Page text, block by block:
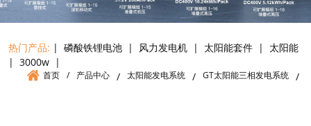
热门产品: | 磷酸铁锂电池 | 风力发电机 | 太阳能套件 |
太阳能
| 3000w |
首页 / 产品中心 / 太阳能发电系统 / GT太阳能三相发电系统 /